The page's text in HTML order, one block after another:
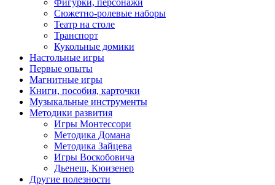
Фигурки, персонажи
Сюжетно-ролевые наборы
Театр на столе
Транспорт
Кукольные домики
Настольные игры
Первые опыты
Магнитные игры
Книги, пособия, карточки
Музыкальные инструменты
Методики развития
Игры Монтессори
Методика Домана
Методика Зайцева
Игры Воскобовича
Дьенеш, Кюизенер
Другие полезности